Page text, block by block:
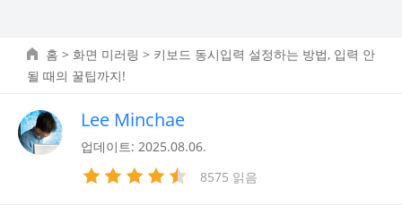
홈 > 화면 미러링 > 키보드 동시입력 설정하는 방법, 입력 안
될 때의 꿀팁까지!
Lee Minchae
업데이트: 2025.08.06.
8575 읽음